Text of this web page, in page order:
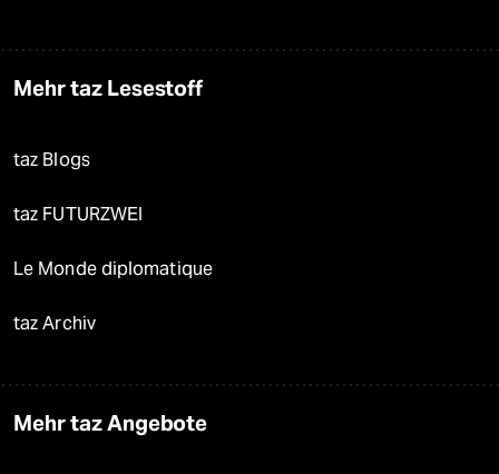
Mehr taz Lesestoff
taz Blogs
taz FUTURZWEI
Le Monde diplomatique
taz Archiv
Mehr taz Angebote